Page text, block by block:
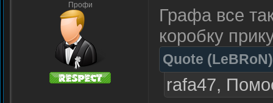
Профи
Графа все
коробку
Quote (LeBRoN)
rafa47,